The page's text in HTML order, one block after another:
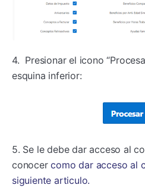
4. Presionar el icono
esquina inferior:
5. Se le debe dar acceso al
conocercomo dar acceso al
siguiente articulo.